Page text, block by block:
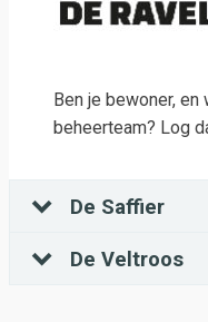
Ben je bewoner,
beheerteam? Log
De Saffier
De Veltroos